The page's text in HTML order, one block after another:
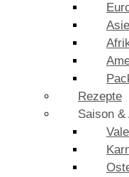
Rezepte
Saison &